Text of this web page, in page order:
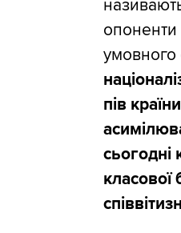
опоненти
пів
сьогодні